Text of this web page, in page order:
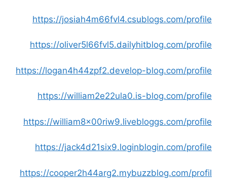
https://josiah4m66fvl4.csublogs.com/profile
https://oliver5l66fvl5.dailyhitblog.com/profile
https://logan4h44zpf2.develop-blog.com/profile
https://william2e22ula0.is-blog.com/profile
https://william8x00riw9.livebloggs.com/profile
https://jack4d21six9.loginblogin.com/profile
https://cooper2h44arg2.mybuzzblog.com/profil